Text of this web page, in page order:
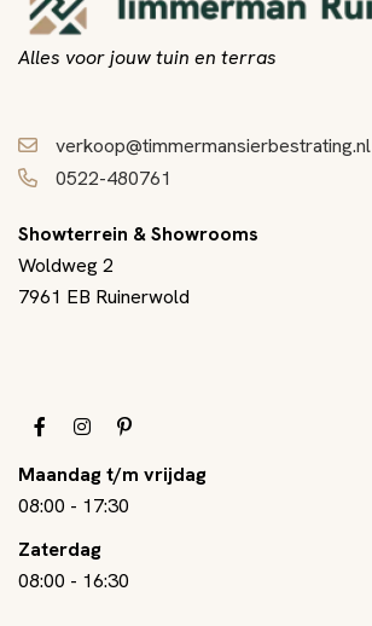
Alles voor jouw tuin en terras
verkoop@timmermansierbestrating.nl
0522-480761
Showterrein & Showrooms
Woldweg 2
7961 EB Ruinerwold
Maandag t/m vrijdag
08:00 - 17:30
Zaterdag
08:00 - 16:30